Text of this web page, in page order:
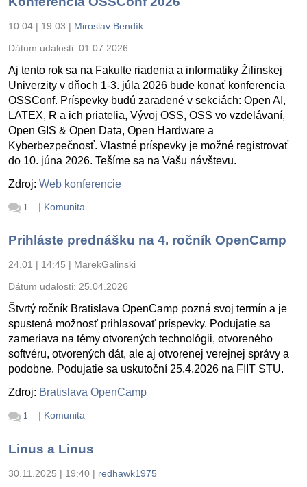
10.04 | 19:03 | Miroslav Bendík
Dátum udalosti: 01.07.2026
Aj tento rok sa na Fakulte riadenia a informatiky Žilinskej
Univerzity v dňoch 1-3. júla 2026 bude konať konferencia
OSSConf. Príspevky budú zaradené v sekciách: Open AI,
LATEX, R a ich priatelia, Vývoj OSS, OSS vo vzdelávaní,
Open GIS & Open Data, Open Hardware a
Kyberbezpečnosť. Vlastné príspevky je možné registrovať
do 10. júna 2026. Tešíme sa na Vašu návštevu.
Zdroj: Web konferencie
1 | Komunita
Prihláste prednášku na 4. ročník OpenCamp
24.01 | 14:45 | MarekGalinski
Dátum udalosti: 25.04.2026
Štvrtý ročník Bratislava OpenCamp pozná svoj termín a je
spustená možnosť prihlasovať príspevky. Podujatie sa
zameriava na témy otvorených technológii, otvoreného
softvéru, otvorených dát, ale aj otvorenej verejnej správy a
podobne. Podujatie sa uskutoční 25.4.2026 na FIIT STU.
Zdroj: Bratislava OpenCamp
1 | Komunita
Linus a Linus
30.11.2025 | 19:40 | redhawk1975